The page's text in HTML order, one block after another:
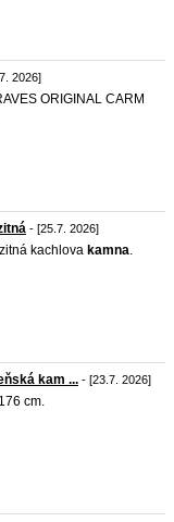
2026]
ORIGINAL CARM
- [25.7. 2026]
kachlova kamna.
kam ... - [23.7. 2026]
cm.